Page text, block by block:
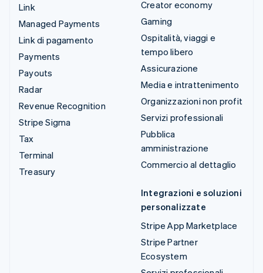
Link
Managed Payments
Link di pagamento
Payments
Payouts
Radar
Revenue Recognition
Stripe Sigma
Tax
Terminal
Treasury
Creator economy
Gaming
Ospitalità, viaggi e
tempo libero
Assicurazione
Media e intrattenimento
Organizzazioni non profit
Servizi professionali
Pubblica
amministrazione
Commercio al dettaglio
Integrazioni e soluzioni
personalizzate
Stripe App Marketplace
Stripe Partner
Ecosystem